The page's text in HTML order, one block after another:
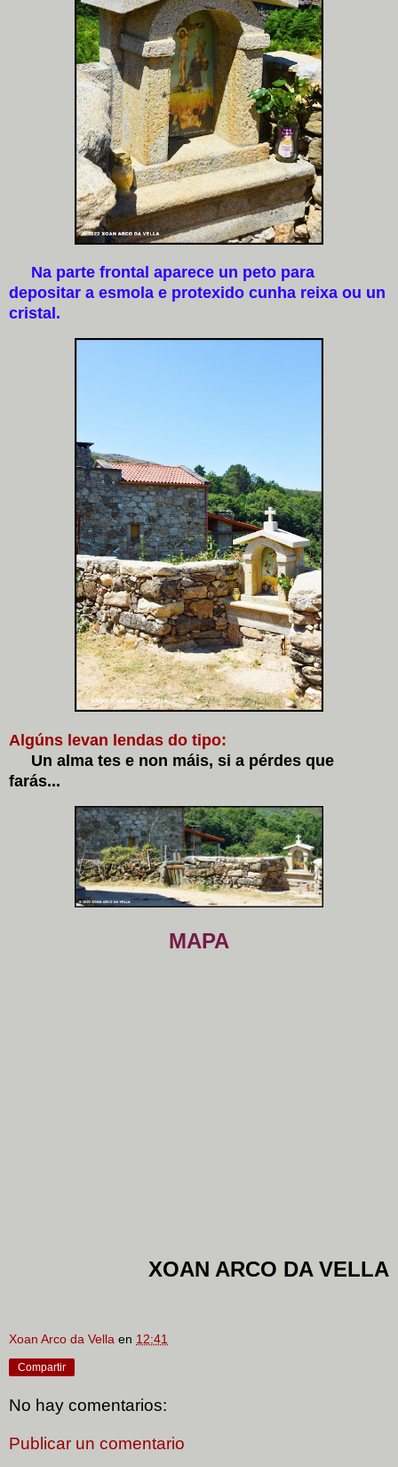
Na parte frontal aparece un peto para
depositar a esmola e protexido cunha reixa ou un
cristal.
Algúns levan lendas do tipo:
Un alma tes e non máis, si a pérdes que
farás...
MAPA
XOAN ARCO DA VELLA
Xoan Arco da Vella en 12:41
Compartir
No hay comentarios:
Publicar un comentario